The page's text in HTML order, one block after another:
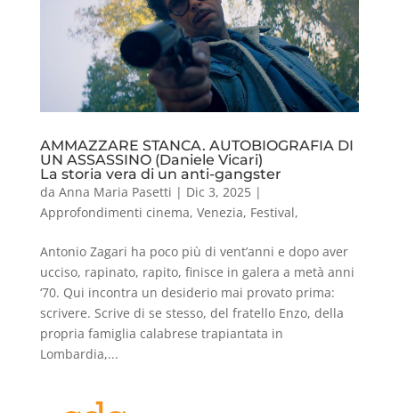
AMMAZZARE STANCA. AUTOBIOGRAFIA DI
UN ASSASSINO (Daniele Vicari)
La storia vera di un anti-gangster
da Anna Maria Pasetti | Dic 3, 2025|
Approfondimenti cinema, Venezia, Festival,
Antonio Zagari ha poco più di vent’anni e dopo aver
ucciso, rapinato, rapito, finisce in galera a metà anni
‘70. Qui incontra un desiderio mai provato prima:
scrivere. Scrive di se stesso, del fratello Enzo, della
propria famiglia calabrese trapiantata in
Lombardia,...